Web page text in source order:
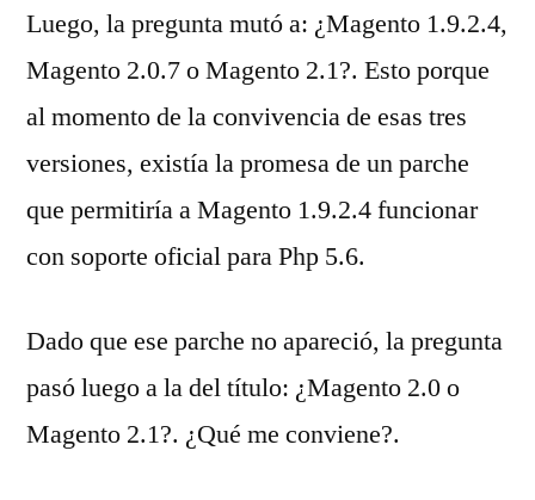
Luego, la pregunta mutó a: ¿Magento 1.9.2.4,
Magento 2.0.7 o Magento 2.1?. Esto porque
al momento de la convivencia de esas tres
versiones, existía la promesa de un parche
que permitiría a Magento 1.9.2.4 funcionar
con soporte oficial para Php 5.6.
Dado que ese parche no apareció, la pregunta
pasó luego a la del título: ¿Magento 2.0 o
Magento 2.1?. ¿Qué me conviene?.